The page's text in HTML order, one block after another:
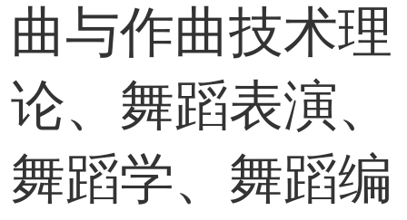
曲与作曲技术理
论、舞蹈表演、
舞蹈学、舞蹈编